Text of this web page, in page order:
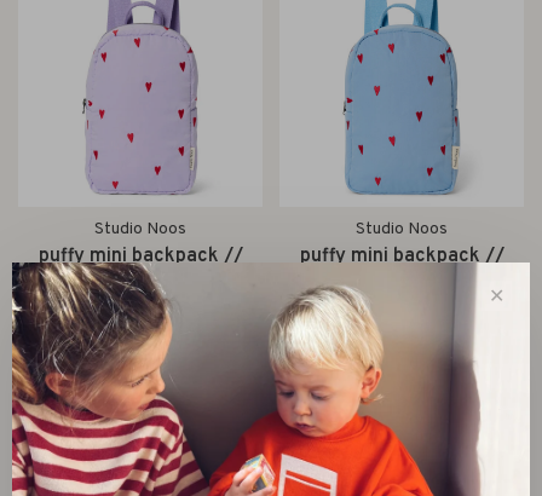
Studio Noos
puffy mini backpack //
purple hearts
€44,95
Studio Noos
puffy mini backpack //
light blue hearts
€44,95
✕